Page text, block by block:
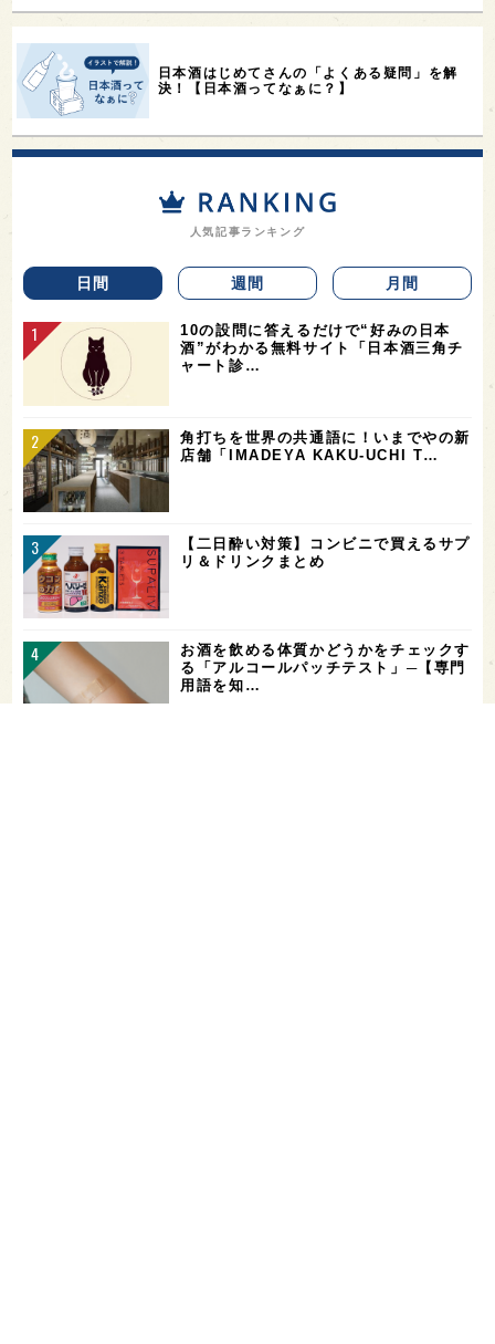
日本酒はじめてさんの「よくある疑問」を解
決！【日本酒ってなぁに？】
人気記事ランキング
日間 週間 月間
10の設問に答えるだけで“好みの日本
酒”がわかる無料サイト「日本酒三角チ
ャート診…
角打ちを世界の共通語に！いまでやの新
店舗「IMADEYA KAKU-UCHI T…
【二日酔い対策】コンビニで買えるサプ
リ＆ドリンクまとめ
お酒を飲める体質かどうかをチェックす
る「アルコールパッチテスト」─【専門
用語を知…